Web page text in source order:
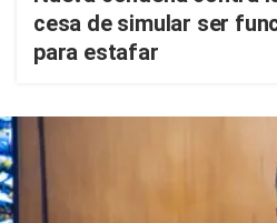
cesa de simular ser
para estafar